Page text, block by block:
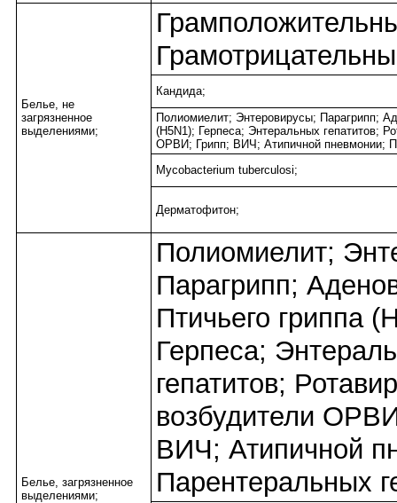
Белье, не
загрязненное
выделениями;
Кандида;
Полиомиелит; Энтеровирусы; Парагрипп;
(H5N1); Герпеса; Энтеральных гепатитов;
ОРВИ; Грипп; ВИЧ; Атипичной пневмонии;
Mycobacterium tuberculosi;
Дерматофитон;
Белье, загрязненное
выделениями;
Полиомиелит;
Парагрипп;
Птичьего гриппа
Герпеса;
гепатитов;
возбудители
ВИЧ; Атипичной
Парентеральных